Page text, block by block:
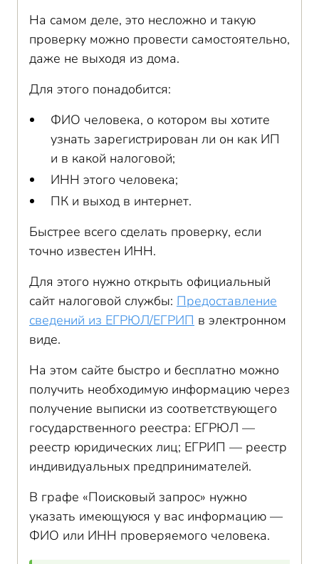
На самом деле, это несложно и такую
проверку можно провести самостоятельно,
даже не выходя из дома.
Для этого понадобится:
ФИО человека, о котором вы хотите
узнать зарегистрирован ли он как ИП
и в какой налоговой;
ИНН этого человека;
ПК и выход в интернет.
Быстрее всего сделать проверку, если
точно известен ИНН.
Для этого нужно открыть официальный
сайт налоговой службы: Предоставление
сведений из ЕГРЮЛ/ЕГРИП в электронном
виде.
На этом сайте быстро и бесплатно можно
получить необходимую информацию через
получение выписки из соответствующего
государственного реестра: ЕГРЮЛ —
реестр юридических лиц; ЕГРИП — реестр
индивидуальных предпринимателей.
В графе «Поисковый запрос» нужно
указать имеющуюся у вас информацию —
ФИО или ИНН проверяемого человека.